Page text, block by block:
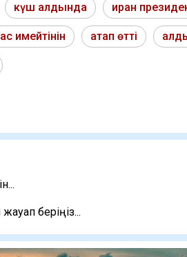
күш алдында иран
имейтінін атап өтті
беріңіз...